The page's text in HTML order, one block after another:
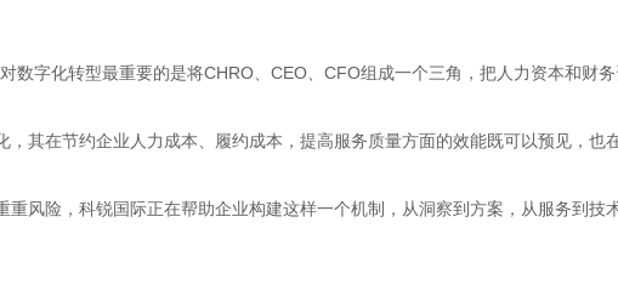
数字化转型最重要的是将CHRO、CEO、CFO组成一个三角，把人力资本和财务
其在节约企业人力成本、履约成本，提高服务质量方面的效能既可以预见，也
风险，科锐国际正在帮助企业构建这样一个机制，从洞察到方案，从服务到技